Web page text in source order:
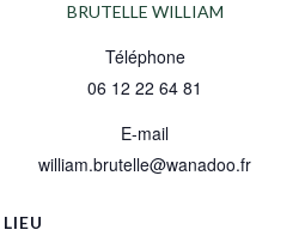
LIEU
BRUTELLE WILLIAM
Téléphone
06 12 22 64 81
E-mail
william.brutelle@wanadoo.fr